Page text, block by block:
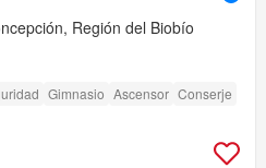
Región del Biobío
Gimnasio Ascensor Conserje